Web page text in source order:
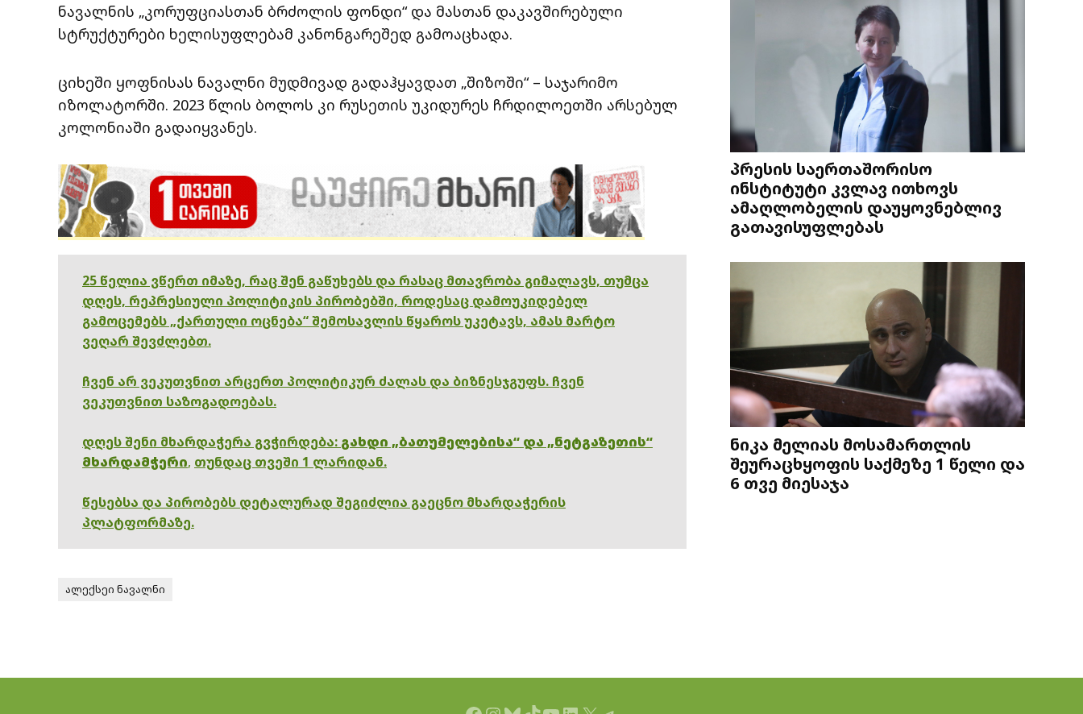
ნავალნის „კორუფციასთან ბრძოლის ფონდი“ და მასთან დაკავშირებული
სტრუქტურები ხელისუფლებამ კანონგარეშედ გამოაცხადა.
ციხეში ყოფნისას ნავალნი მუდმივად გადაჰყავდათ „შიზოში“ – საჯარიმო
იზოლატორში. 2023 წლის ბოლოს კი რუსეთის უკიდურეს ჩრდილოეთში არსებულ
კოლონიაში გადაიყვანეს.
25 წელია ვწერთ იმაზე, რაც შენ გაწუხებს და რასაც მთავრობა გიმალავს, თუმცა
დღეს, რეპრესიული პოლიტიკის პირობებში, როდესაც დამოუკიდებელ
გამოცემებს „ქართული ოცნება“ შემოსავლის წყაროს უკეტავს, ამას მარტო
ვეღარ შევძლებთ.
ჩვენ არ ვეკუთვნით არცერთ პოლიტიკურ ძალას და ბიზნესჯგუფს. ჩვენ
ვეკუთვნით საზოგადოებას.
დღეს შენი მხარდაჭერა გვჭირდება: გახდი „ბათუმელებისა“ და „ნეტგაზეთის“
მხარდამჭერი, თუნდაც თვეში 1 ლარიდან.
წესებსა და პირობებს დეტალურად შეგიძლია გაეცნო მხარდაჭერის
პლატფორმაზე.
ალექსეი ნავალნი
პრესის საერთაშორისო
ინსტიტუტი კვლავ ითხოვს
ამაღლობელის დაუყოვნებლივ
გათავისუფლებას
ნიკა მელიას მოსამართლის
შეურაცხყოფის საქმეზე 1 წელი და
6 თვე მიესაჯა